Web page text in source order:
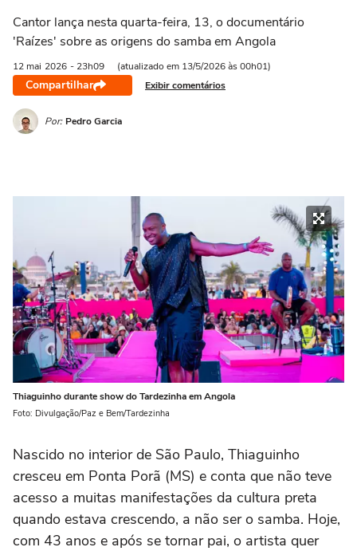
Cantor lança nesta quarta-feira, 13, o documentário
'Raízes' sobre as origens do samba em Angola
12 mai 2026 - 23h09 (atualizado em 13/5/2026 às 00h01)
Compartilhar Exibir comentários
Por: Pedro Garcia
Thiaguinho durante show do Tardezinha em Angola
Foto: Divulgação/Paz e Bem/Tardezinha
Nascido no interior de São Paulo, Thiaguinho
cresceu em Ponta Porã (MS) e conta que não teve
acesso a muitas manifestações da cultura preta
quando estava crescendo, a não ser o samba. Hoje,
com 43 anos e após se tornar pai, o artista quer